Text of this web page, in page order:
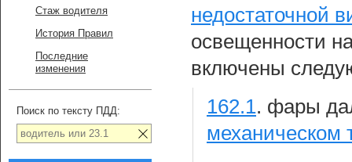
недостаточной
освещенности
включены
162.1. фары
механическом
Стаж водителя
История Правил
Последние
изменения
Поиск по тексту ПДД: